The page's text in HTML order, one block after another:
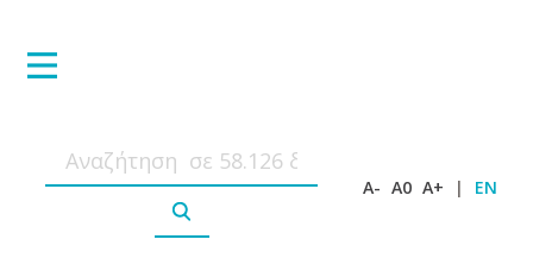
A- A0 A+ | EN